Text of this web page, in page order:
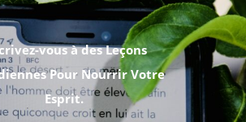
vous à des Leçons
Pour Nourrir Votre
Esprit.